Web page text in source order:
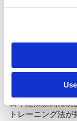
医学会世界会議
Apr 05, 2019
日本経済新聞に筑
トレーニング法が